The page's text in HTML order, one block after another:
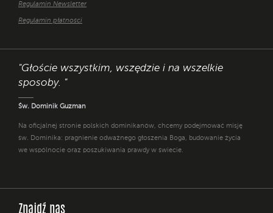
Regulamin Newsletter
Regulamin płatności
"Głoście wszystkim, wszędzie i na wszelkie
sposoby. "
Św. Dominik Guzman
Na oficjalnej stronie polskich dominikanów, chcemy podejmować misję
św. Dominika: pragnienie odważnego głoszenia Boga, budowanie życia
we wspólnocie oraz poszukiwania prawdy w świecie.
Znajdź nas